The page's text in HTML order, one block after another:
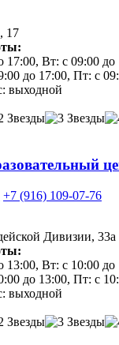
17
17:00, Вт: с 09:00
до 17:00, Пт: с
выходной
+7 (916) 109-07-76
Дивизии, 33а
13:00, Вт: с 10:00
до 13:00, Пт: с
выходной